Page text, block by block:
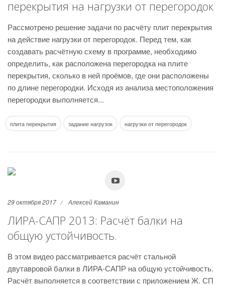
перекрытия на нагрузки от перегородок
Рассмотрено решение задачи по расчёту плит перекрытия
на действие нагрузки от перегородок. Перед тем, как
создавать расчётную схему в программе, необходимо
определить, как расположена перегородка на плите
перекрытия, сколько в ней проёмов, где они расположены
по длине перегородки. Исходя из анализа местоположения
перегородки выполняется...
плита перекрытия задание нагрузок нагрузки от перегородок
29 октября 2017 Алексей Каманин
ЛИРА-САПР 2013: Расчёт балки на
общую устойчивость.
В этом видео рассматривается расчёт стальной
двутавровой балки в ЛИРА-САПР на общую устойчивость.
Расчёт выполняется в соответствии с приложением Ж. СП